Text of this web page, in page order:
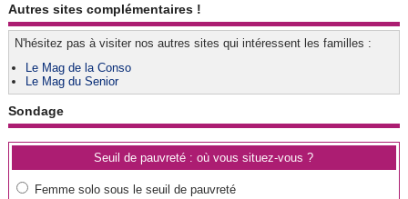
Autres sites complémentaires !
N'hésitez pas à visiter nos autres sites qui intéressent les familles :
Le Mag de la Conso
Le Mag du Senior
Sondage
Seuil de pauvreté : où vous situez-vous ?
Femme solo sous le seuil de pauvreté